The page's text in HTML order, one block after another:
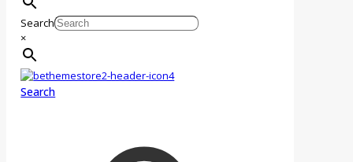
Search
×
Search